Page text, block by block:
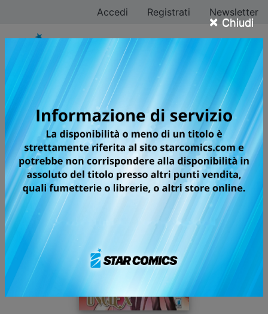
× Chiudi
Accedi Registrati Newsletter
Tutti i fumetti per la
testata MITICO